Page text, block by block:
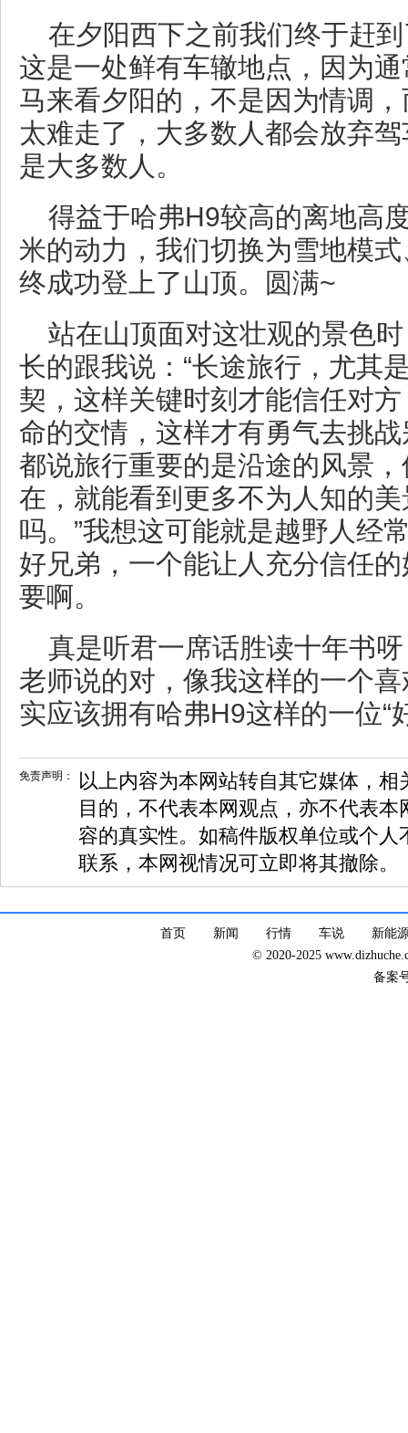
在夕阳西下之前我们终于赶
这是一处鲜有车辙地点，因为
马来看夕阳的，不是因为情调
太难走了，大多数人都会放弃
是大多数人。
得益于哈弗H9较高的离地高
米的动力，我们切换为雪地模
终成功登上了山顶。圆满~
站在山顶面对这壮观的景色
长的跟我说：“长途旅行，尤其
契，这样关键时刻才能信任对
命的交情，这样才有勇气去挑
都说旅行重要的是沿途的风景
在，就能看到更多不为人知的
吗。”我想这可能就是越野人经
好兄弟，一个能让人充分信任
要啊。
真是听君一席话胜读十年书
老师说的对，像我这样的一个
实应该拥有哈弗H9这样的一位“
免责声明：
以上内容为本网站转自其它媒体，
目的，不代表本网观点，亦不代表
容的真实性。如稿件版权单位或个
联系，本网视情况可立即将其撤除。
首页 新闻 行情 车说
新能
© 2020-2025
备案